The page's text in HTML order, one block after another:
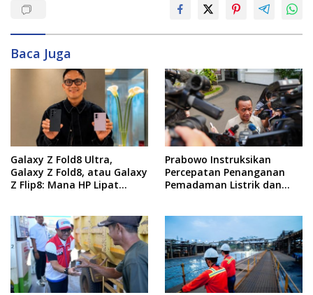
Baca Juga
Galaxy Z Fold8 Ultra,
Galaxy Z Fold8, atau Galaxy
Z Flip8: Mana HP Lipat
Prabowo Instruksikan
Percepatan Penanganan
Pemadaman Listrik dan